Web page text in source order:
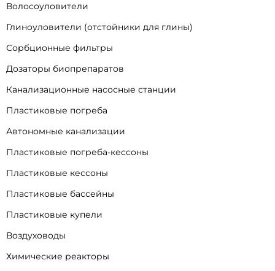
Волосоуловители
Глиноуловители (отстойники для глины)
Сорбционные фильтры
Дозаторы биопрепаратов
Канализационные насосные станции
Пластиковые погреба
Автономные канализации
Пластиковые погреба-кессоны
Пластиковые кессоны
Пластиковые бассейны
Пластиковые купели
Воздуховоды
Химические реакторы